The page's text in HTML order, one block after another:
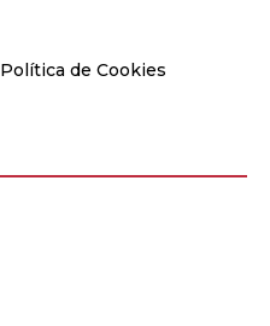
Política de Cookies